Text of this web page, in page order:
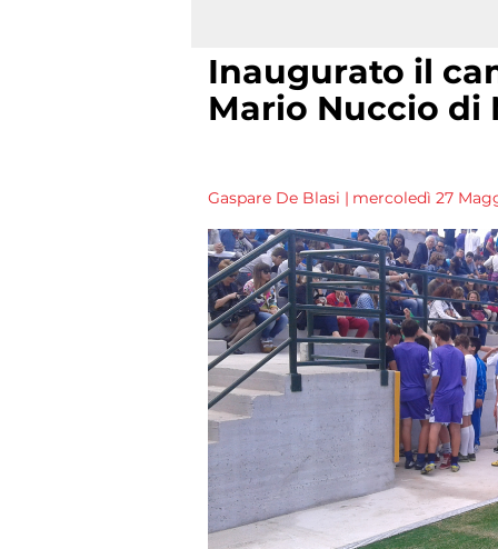
Inaugurato il
Mario Nuccio di
Gaspare De Blasi | mercoledì 27